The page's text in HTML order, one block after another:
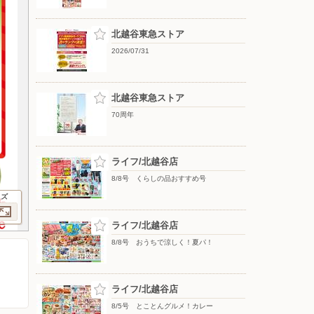
北越谷東急ストア
2026/07/31
北越谷東急ストア
70周年
ライフ/北越谷店
8/8号 くらしの品おすすめ号
ライフ/北越谷店
8/8号 おうちで涼しく！夏パ！
ライフ/北越谷店
8/5号 とことんグルメ！カレー